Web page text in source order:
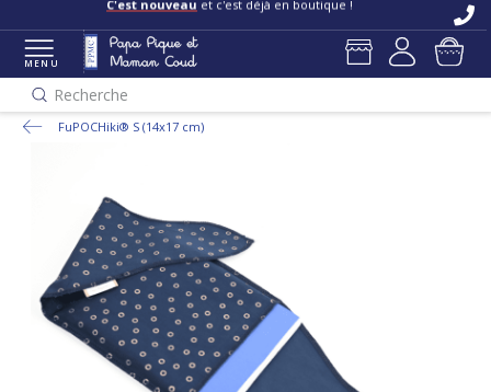
C'est nouveau et c'est déjà en boutique !
MENU
Recherche
FuPOCHiki® S (14x17 cm)